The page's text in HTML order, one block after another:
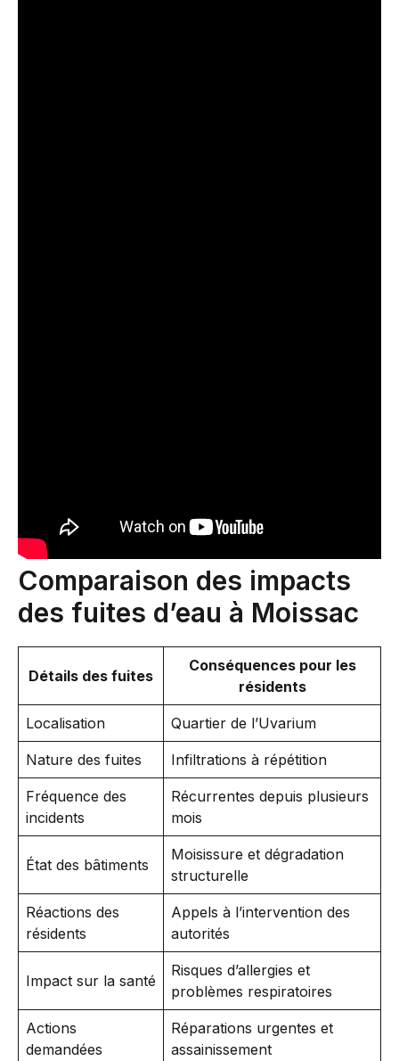
Comparaison des impacts
des fuites d’eau à Moissac
Détails des fuites
Conséquences pour les
résidents
Localisation Quartier de l’Uvarium
Nature des fuites Infiltrations à répétition
Fréquence des
incidents
Récurrentes depuis plusieurs
mois
État des bâtiments
Moisissure et dégradation
structurelle
Réactions des
résidents
Appels à l’intervention des
autorités
Impact sur la santé
Risques d’allergies et
problèmes respiratoires
Actions
demandées
Réparations urgentes et
assainissement